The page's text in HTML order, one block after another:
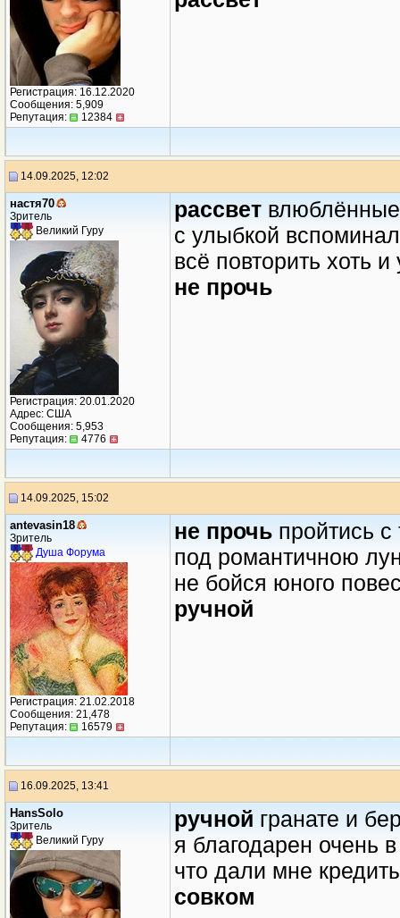
Регистрация: 16.12.2020
Сообщения: 5,909
Репутация:
12384
14.09.2025, 12:02
настя70
Зритель
Великий Гуру
Регистрация: 20.01.2020
Адрес: США
Сообщения: 5,953
Репутация:
4776
рассвет
с улыбкой
всё повторить хоть и
не прочь
14.09.2025, 15:02
antevasin18
Зритель
Душа Форума
Регистрация: 21.02.2018
Сообщения: 21,478
Репутация:
16579
не прочь пройтись
под романтичною
не бойся юного
ручной
16.09.2025, 13:41
HansSolo
Зритель
Великий Гуру
ручной гранате и
я благодарен очень
что дали мне
совком